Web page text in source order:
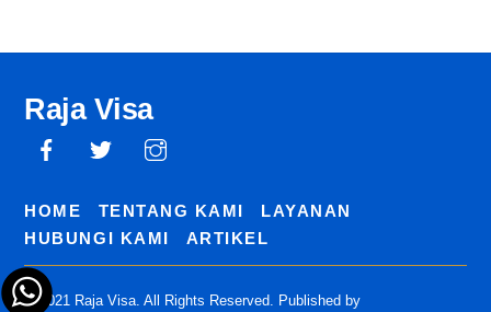
Raja Visa
HOME TENTANG KAMI
LAYANAN
HUBUNGI KAMI
ARTIKEL
© 2021 Raja Visa. All Rights Reserved. Published by